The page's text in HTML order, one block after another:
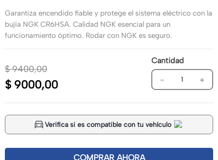
Garantiza encendido fiable y protege el sistema eléctrico con la
bujía NGK CR6HSA. Calidad NGK esencial para un
funcionamiento óptimo. Rodar con NGK es seguro.
$ 9400,00
$ 9000,00
Cantidad
＋
－
Verifica si es compatible con tu vehículo